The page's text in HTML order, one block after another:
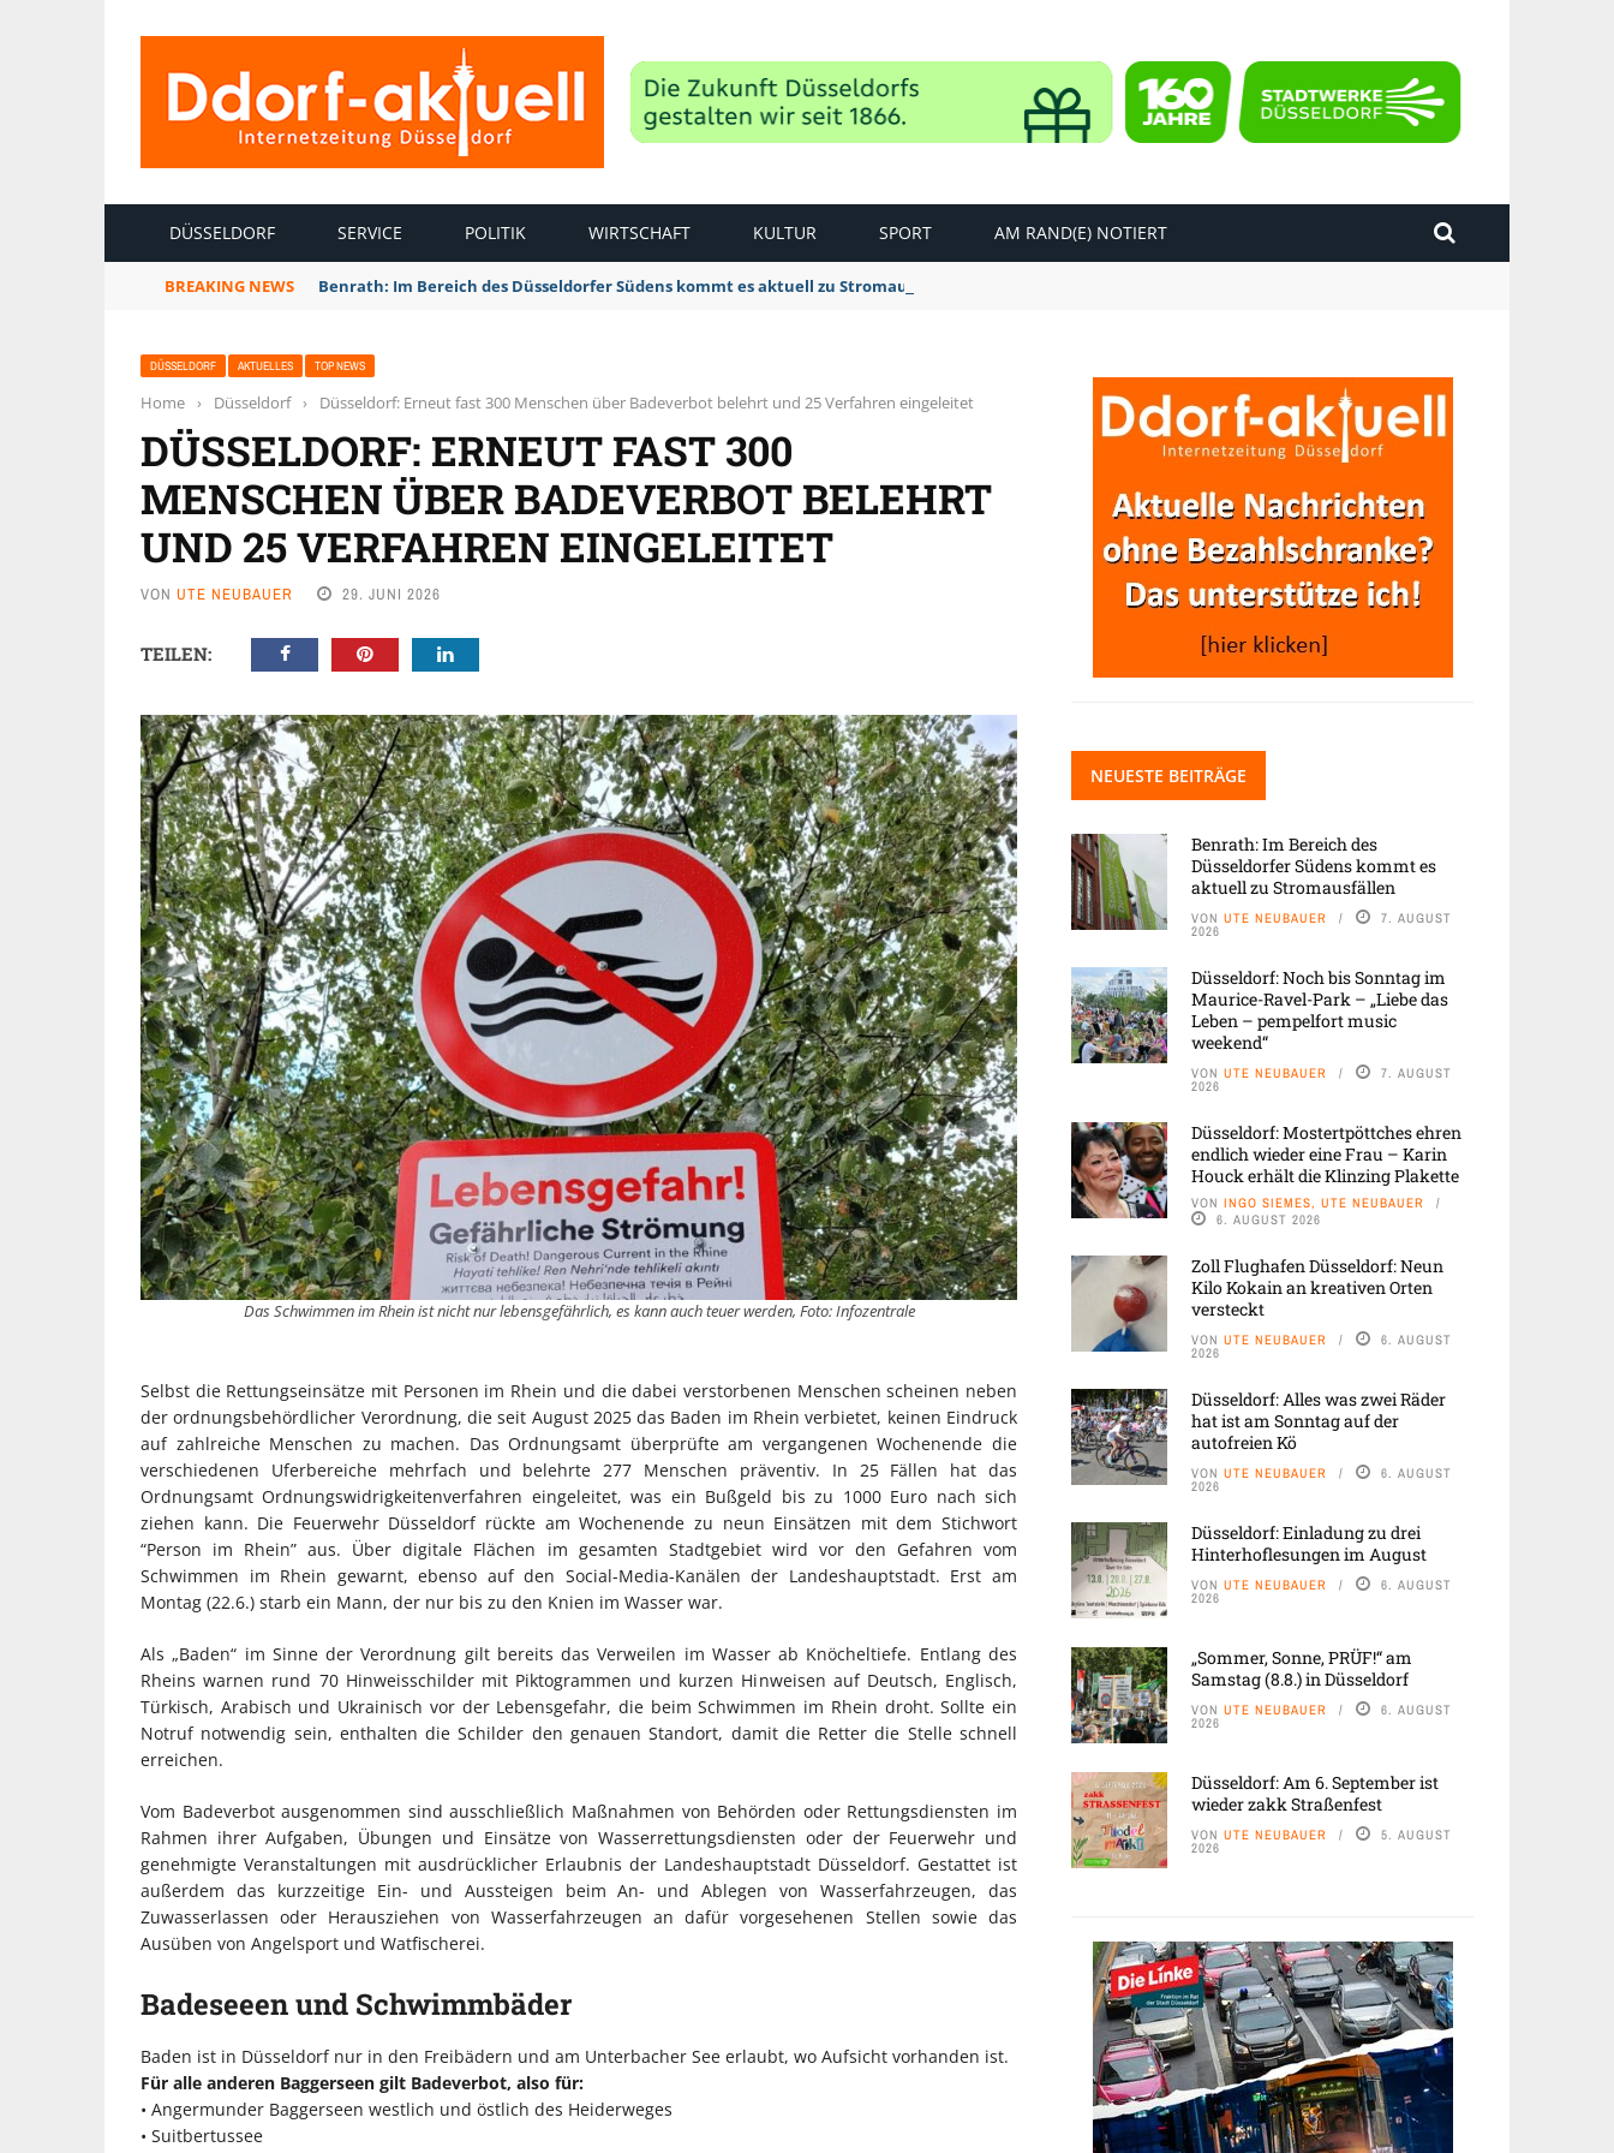
DÜSSELDORF SERVICE POLITIK WIRTSCHAFT KULTUR SPORT AM RAND(E) NOTIERT
BREAKING NEWS Benrath: Im Bereich des Düsseldorfer Südens kommt es aktuell zu Stromausfällen
DÜSSELDORF AKTUELLES TOP NEWS
Home › Düsseldorf › Düsseldorf: Erneut fast 300 Menschen über Badeverbot belehrt und 25 Verfahren eingeleitet
DÜSSELDORF: ERNEUT FAST 300
MENSCHEN ÜBER BADEVERBOT BELEHRT
UND 25 VERFAHREN EINGELEITET
VON UTE NEUBAUER 29. JUNI 2026
TEILEN:
Das Schwimmen im Rhein ist nicht nur lebensgefährlich, es kann auch teuer werden, Foto: Infozentrale
Selbst die Rettungseinsätze mit Personen im Rhein und die dabei verstorbenen Menschen scheinen neben
der ordnungsbehördlicher Verordnung, die seit August 2025 das Baden im Rhein verbietet, keinen Eindruck
auf zahlreiche Menschen zu machen. Das Ordnungsamt überprüfte am vergangenen Wochenende die
verschiedenen Uferbereiche mehrfach und belehrte 277 Menschen präventiv. In 25 Fällen hat das
Ordnungsamt Ordnungswidrigkeitenverfahren eingeleitet, was ein Bußgeld bis zu 1000 Euro nach sich
ziehen kann. Die Feuerwehr Düsseldorf rückte am Wochenende zu neun Einsätzen mit dem Stichwort
“Person im Rhein” aus. Über digitale Flächen im gesamten Stadtgebiet wird vor den Gefahren vom
Schwimmen im Rhein gewarnt, ebenso auf den Social-Media-Kanälen der Landeshauptstadt. Erst am
Montag (22.6.) starb ein Mann, der nur bis zu den Knien im Wasser war.
Als „Baden“ im Sinne der Verordnung gilt bereits das Verweilen im Wasser ab Knöcheltiefe. Entlang des
Rheins warnen rund 70 Hinweisschilder mit Piktogrammen und kurzen Hinweisen auf Deutsch, Englisch,
Türkisch, Arabisch und Ukrainisch vor der Lebensgefahr, die beim Schwimmen im Rhein droht. Sollte ein
Notruf notwendig sein, enthalten die Schilder den genauen Standort, damit die Retter die Stelle schnell
erreichen.
Vom Badeverbot ausgenommen sind ausschließlich Maßnahmen von Behörden oder Rettungsdiensten im
Rahmen ihrer Aufgaben, Übungen und Einsätze von Wasserrettungsdiensten oder der Feuerwehr und
genehmigte Veranstaltungen mit ausdrücklicher Erlaubnis der Landeshauptstadt Düsseldorf. Gestattet ist
außerdem das kurzzeitige Ein- und Aussteigen beim An- und Ablegen von Wasserfahrzeugen, das
Zuwasserlassen oder Herausziehen von Wasserfahrzeugen an dafür vorgesehenen Stellen sowie das
Ausüben von Angelsport und Watfischerei.
Badeseeen und Schwimmbäder
Baden ist in Düsseldorf nur in den Freibädern und am Unterbacher See erlaubt, wo Aufsicht vorhanden ist.
Für alle anderen Baggerseen gilt Badeverbot, also für:
• Angermunder Baggerseen westlich und östlich des Heiderweges
• Suitbertussee
NEUESTE BEITRÄGE
Benrath: Im Bereich des
Düsseldorfer Südens kommt es
aktuell zu Stromausfällen
VON UTE NEUBAUER 7. AUGUST
2026
Düsseldorf: Noch bis Sonntag im
Maurice-Ravel-Park – „Liebe das
Leben – pempelfort music
weekend“
VON UTE NEUBAUER 7. AUGUST
2026
Düsseldorf: Mostertpöttches ehren
endlich wieder eine Frau – Karin
Houck erhält die Klinzing Plakette
VON INGO SIEMES, UTE NEUBAUER
6. AUGUST 2026
Zoll Flughafen Düsseldorf: Neun
Kilo Kokain an kreativen Orten
versteckt
VON UTE NEUBAUER 6. AUGUST
2026
Düsseldorf: Alles was zwei Räder
hat ist am Sonntag auf der
autofreien Kö
VON UTE NEUBAUER 6. AUGUST
2026
Düsseldorf: Einladung zu drei
Hinterhoflesungen im August
VON UTE NEUBAUER 6. AUGUST
2026
„Sommer, Sonne, PRÜF!“ am
Samstag (8.8.) in Düsseldorf
VON UTE NEUBAUER 6. AUGUST
2026
Düsseldorf: Am 6. September ist
wieder zakk Straßenfest
VON UTE NEUBAUER 5. AUGUST
2026